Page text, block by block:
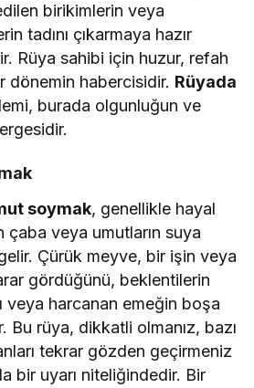
birikimlerin veya
tadını çıkarmaya hazır
Rüya sahibi için huzur, refah
dönemin habercisidir. Rüyada
burada olgunluğun ve
soymak, genellikle hayal
çaba veya umutların suya
Çürük meyve, bir işin veya
gördüğünü, beklentilerin
veya harcanan emeğin boşa
Bu rüya, dikkatli olmanız, bazı
tekrar gözden geçirmeniz
bir uyarı niteliğindedir. Bir